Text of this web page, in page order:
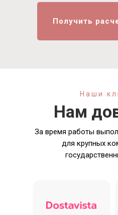
Получить
Нам
За время работы
для крупных
Наши